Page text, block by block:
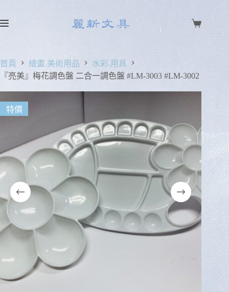
首頁 繪畫.美術用品
水彩.用具
『亮美』梅花調色盤 二合一調色盤 #LM-3003 #LM-3002
特價